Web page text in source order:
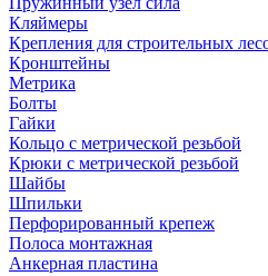
Кляймеры
Крепления для строительных
Кронштейны
Метрика
Болты
Гайки
Кольцо с метрической резьбой
Крюки с метрической резьбой
Шайбы
Шпильки
Перфорированный крепеж
Полоса монтажная
Анкерная пластина